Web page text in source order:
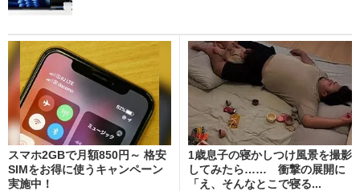
スマホ2GBで月額850円～ 格安
SIMをお得に使うキャンペーン
実施中！
1歳息子の寝かしつけ風景を撮影
してみたら…… 衝撃の展開に
「え、そんなとこで寝る...